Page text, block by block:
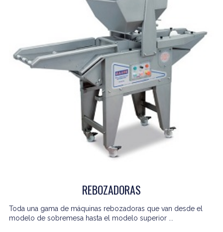
REBOZADORAS
Toda una gama de máquinas rebozadoras que van desde el
modelo de sobremesa hasta el modelo superior ...